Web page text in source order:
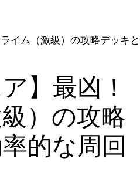
イム（激級）の攻略デッキと
】最凶！
）の攻略
的な周回